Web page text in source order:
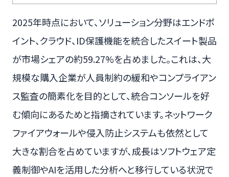
2025年時点において、ソリューション分野はエンドポ
イント、クラウド、ID保護機能を統合したスイート製品
が市場シェアの約59.27%を占めました。これは、大
規模な購入企業が人員制約の緩和やコンプライアン
ス監査の簡素化を目的として、統合コンソールを好
む傾向にあるためと指摘されています。ネットワーク
ファイアウォールや侵入防止システムも依然として
大きな割合を占めていますが、成長はソフトウェア定
義制御やAIを活用した分析へと移行している状況で